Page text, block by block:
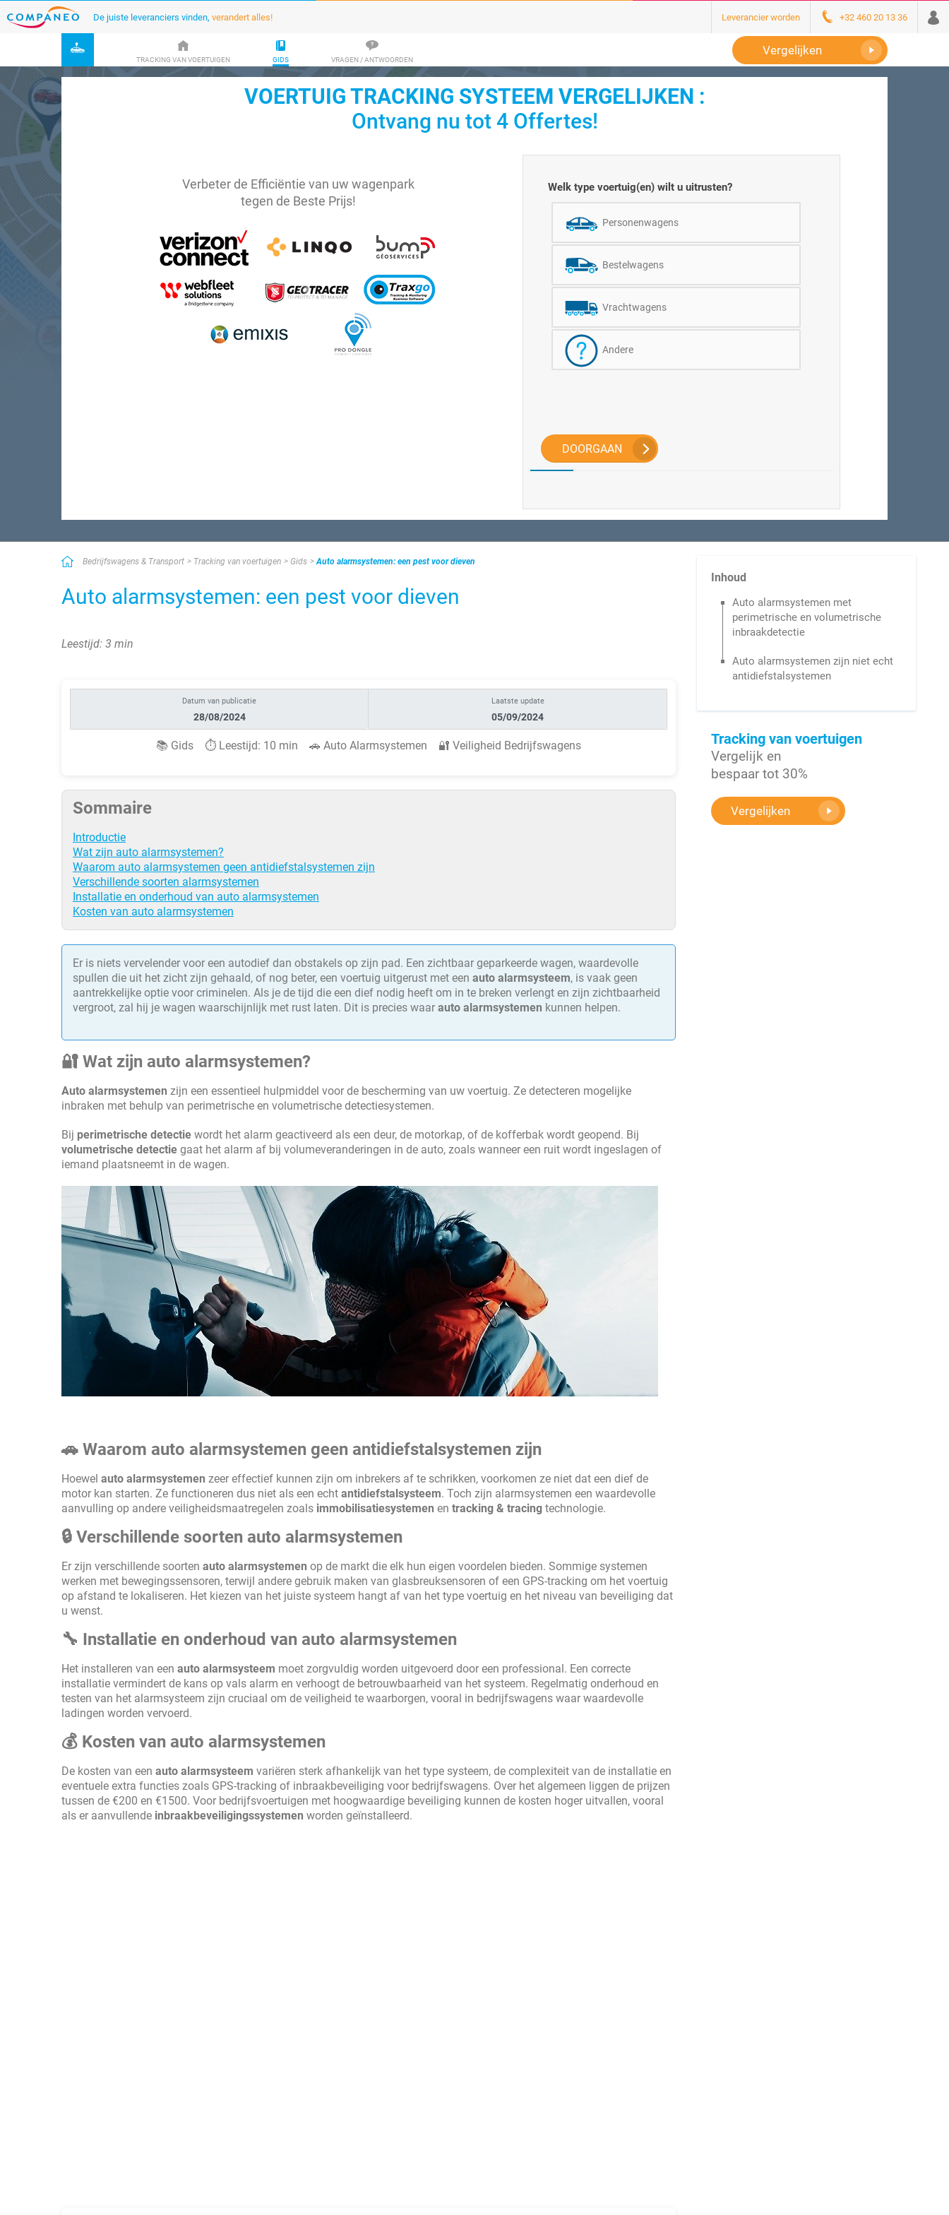
De juiste leveranciers vinden, verandert alles! Leverancier worden +32 460 20 13 36
TRACKING VAN VOERTUIGEN GIDS VRAGEN / ANTWOORDEN
Vergelijken
VOERTUIG TRACKING SYSTEEM VERGELIJKEN :
Ontvang nu tot 4 Offertes!
Verbeter de Efficiëntie van uw wagenpark
tegen de Beste Prijs!
Welk type voertuig(en) wilt u uitrusten?
Personenwagens
Bestelwagens
Vrachtwagens
Andere
DOORGAAN
Bedrijfswagens & Transport Tracking van voertuigen Gids Auto alarmsystemen: een pest voor dieven
Auto alarmsystemen: een pest voor dieven
Leestijd: 3 min
Datum van publicatie
28/08/2024
Laatste update
05/09/2024
📚 Gids ⏱️ Leestijd: 10 min 🚗 Auto Alarmsystemen 🔐 Veiligheid Bedrijfswagens
Sommaire
Introductie
Wat zijn auto alarmsystemen?
Waarom auto alarmsystemen geen antidiefstalsystemen zijn
Verschillende soorten alarmsystemen
Installatie en onderhoud van auto alarmsystemen
Kosten van auto alarmsystemen
Er is niets vervelender voor een autodief dan obstakels op zijn pad. Een zichtbaar geparkeerde wagen, waardevolle
spullen die uit het zicht zijn gehaald, of nog beter, een voertuig uitgerust met een auto alarmsysteem, is vaak geen
aantrekkelijke optie voor criminelen. Als je de tijd die een dief nodig heeft om in te breken verlengt en zijn zichtbaarheid
vergroot, zal hij je wagen waarschijnlijk met rust laten. Dit is precies waar auto alarmsystemen kunnen helpen.
🔐 Wat zijn auto alarmsystemen?
Auto alarmsystemen zijn een essentieel hulpmiddel voor de bescherming van uw voertuig. Ze detecteren mogelijke
inbraken met behulp van perimetrische en volumetrische detectiesystemen.
Bij perimetrische detectie wordt het alarm geactiveerd als een deur, de motorkap, of de kofferbak wordt geopend. Bij
volumetrische detectie gaat het alarm af bij volumeveranderingen in de auto, zoals wanneer een ruit wordt ingeslagen of
iemand plaatsneemt in de wagen.
🚗 Waarom auto alarmsystemen geen antidiefstalsystemen zijn
Hoewel auto alarmsystemen zeer effectief kunnen zijn om inbrekers af te schrikken, voorkomen ze niet dat een dief de
motor kan starten. Ze functioneren dus niet als een echt antidiefstalsysteem. Toch zijn alarmsystemen een waardevolle
aanvulling op andere veiligheidsmaatregelen zoals immobilisatiesystemen en tracking & tracing technologie.
🔒 Verschillende soorten auto alarmsystemen
Er zijn verschillende soorten auto alarmsystemen op de markt die elk hun eigen voordelen bieden. Sommige systemen
werken met bewegingssensoren, terwijl andere gebruik maken van glasbreuksensoren of een GPS-tracking om het voertuig
op afstand te lokaliseren. Het kiezen van het juiste systeem hangt af van het type voertuig en het niveau van beveiliging dat
u wenst.
🔧 Installatie en onderhoud van auto alarmsystemen
Het installeren van een auto alarmsysteem moet zorgvuldig worden uitgevoerd door een professional. Een correcte
installatie vermindert de kans op vals alarm en verhoogt de betrouwbaarheid van het systeem. Regelmatig onderhoud en
testen van het alarmsysteem zijn cruciaal om de veiligheid te waarborgen, vooral in bedrijfswagens waar waardevolle
ladingen worden vervoerd.
💰 Kosten van auto alarmsystemen
De kosten van een auto alarmsysteem variëren sterk afhankelijk van het type systeem, de complexiteit van de installatie en
eventuele extra functies zoals GPS-tracking of inbraakbeveiliging voor bedrijfswagens. Over het algemeen liggen de prijzen
tussen de €200 en €1500. Voor bedrijfsvoertuigen met hoogwaardige beveiliging kunnen de kosten hoger uitvallen, vooral
als er aanvullende inbraakbeveiligingssystemen worden geïnstalleerd.
Inhoud
Auto alarmsystemen met
perimetrische en volumetrische
inbraakdetectie
Auto alarmsystemen zijn niet echt
antidiefstalsystemen
Tracking van voertuigen
Vergelijk en
bespaar tot 30%
Vergelijken